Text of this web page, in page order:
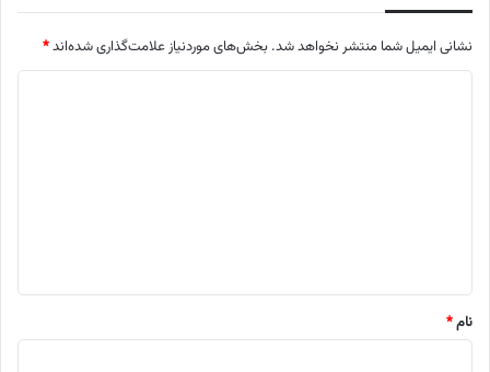
نشانی ایمیل شما منتشر نخواهد شد. بخش‌های موردنیاز علامت‌گذاری شده‌اند*
نام*